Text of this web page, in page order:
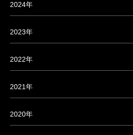
2024年
2023年
2022年
2021年
2020年